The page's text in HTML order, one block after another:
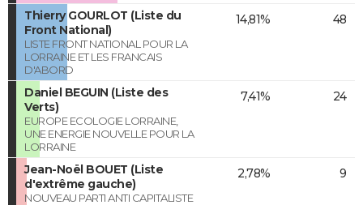
Thierry GOURLOT (Liste du
Front National)
LISTE FRONT NATIONAL POUR LA
LORRAINE ET LES FRANCAIS
D'ABORD
14,81% 48
Daniel BEGUIN (Liste des
Verts)
EUROPE ECOLOGIE LORRAINE,
UNE ENERGIE NOUVELLE POUR LA
LORRAINE
7,41% 24
Jean-Noël BOUET (Liste
d'extrême gauche)
NOUVEAU PARTI ANTI CAPITALISTE
2,78% 9